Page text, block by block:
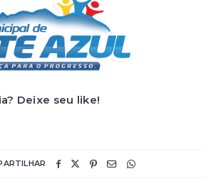
Deixe seu like!